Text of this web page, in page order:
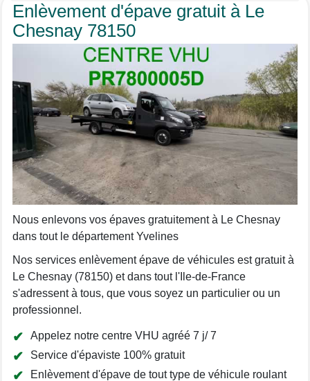
Enlèvement d'épave gratuit à Le
Chesnay 78150
Nous enlevons vos épaves gratuitement à Le Chesnay
dans tout le département Yvelines
Nos services enlèvement épave de véhicules est gratuit à
Le Chesnay (78150) et dans tout l'Ile-de-France
s'adressent à tous, que vous soyez un particulier ou un
professionnel.
Appelez notre centre VHU agréé 7 j/ 7
Service d'épaviste 100% gratuit
Enlèvement d'épave de tout type de véhicule roulant